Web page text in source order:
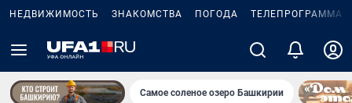
НЕДВИЖИМОСТЬ ЗНАКОМСТВА ПОГОДА ТЕЛЕПРОГРАММА
Самое соленое озеро Башкирии